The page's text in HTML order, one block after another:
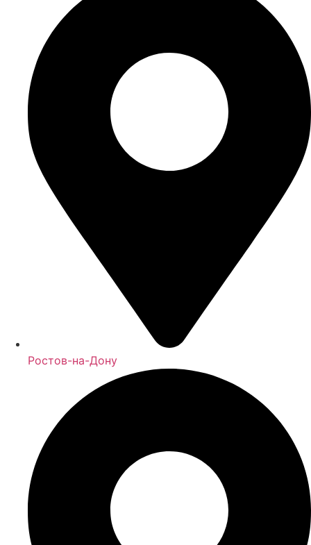
Ростов-на-Дону